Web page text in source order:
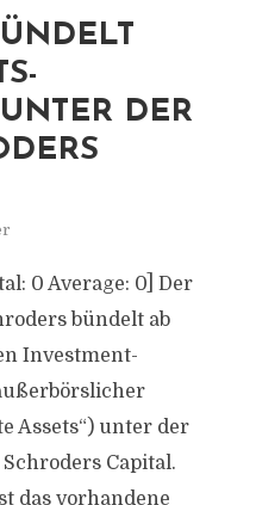
DER
0 Average: 0] Der
bündelt ab
Investment-
Assets“) unter der
Capital.
das vorhandene